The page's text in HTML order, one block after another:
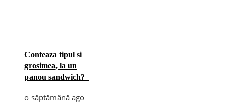
Conteaza tipul si
grosimea, la un
panou sandwich?
o săptămână ago